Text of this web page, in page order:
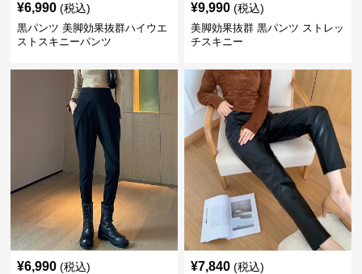
¥6,990 (税込)
黒パンツ 美脚効果抜群ハイウエ
ストスキニーパンツ
¥9,990 (税込)
美脚効果抜群 黒パンツ ストレッ
チスキニー
¥6,990 (税込) ¥7,840 (税込)